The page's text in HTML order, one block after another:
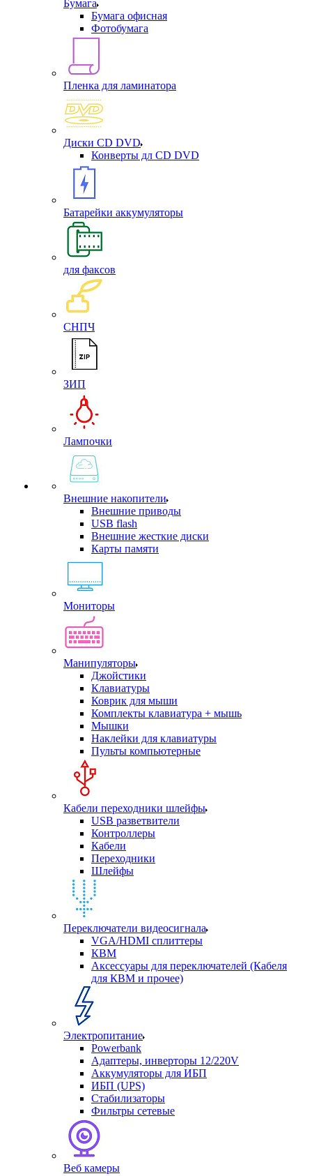
Бумага
Бумага офисная
Фотобумага
Пленка для ламинатора
Диски CD DVD
Конверты дл CD DVD
Батарейки аккумуляторы
для факсов
СНПЧ
ЗИП
Лампочки
Внешние накопители
Внешние приводы
USB flash
Внешние жесткие диски
Карты памяти
Мониторы
Манипуляторы
Джойстики
Клавиатуры
Коврик для мыши
Комплекты клавиатура + мышь
Мышки
Наклейки для клавиатуры
Пульты компьютерные
Кабели переходники шлейфы
USB разветвители
Контроллеры
Кабели
Переходники
Шлейфы
Переключатели видеосигнала
VGA/HDMI сплиттеры
КВМ
Аксессуары для переключателей (Кабеля
для КВМ и прочее)
Электропитание
Powerbank
Адаптеры, инверторы 12/220V
Аккумуляторы для ИБП
ИБП (UPS)
Стабилизаторы
Фильтры сетевые
Веб камеры